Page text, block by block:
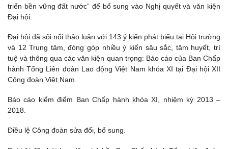
triển bền vững đất nước” để bổ sung vào Nghị quyết và văn kiện
Đại hội.
Đại hội đã sôi nổi thảo luận với 143 ý kiến phát biểu tại Hội trường
và 12 Trung tâm, đóng góp nhiều ý kiến sâu sắc, tâm huyết, trí
tuệ và thông qua các văn kiện quan trọng: Báo cáo của Ban Chấp
hành Tổng Liên đoàn Lao động Việt Nam khóa XI tại Đại hội XII
Công đoàn Việt Nam.
Báo cáo kiểm điểm Ban Chấp hành khóa XI, nhiệm kỳ 2013 –
2018.
Điều lệ Công đoàn sửa đổi, bổ sung.